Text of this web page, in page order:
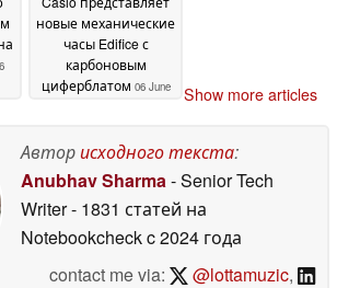
новые механические
часы Edifice с
карбоновым
циферблатом 06 June
Show more articles
Авторисходного текста:
Anubhav Sharma - Senior Tech
Writer- 1831 статей на
Notebookcheckc 2024 года
contact me via:
@lottamuzic,